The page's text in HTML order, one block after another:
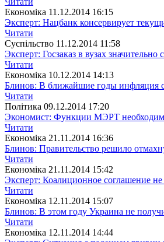
Економіка 11.12.2014 16:15
Эксперт: Нацбанк консервирует
Читати
Суспiльство 11.12.2014 11:58
Эксперт: Госзаказ в вузах значительно
Читати
Економіка 10.12.2014 14:13
Блинов: В ближайшие годы инфляция
Читати
Полiтика 09.12.2014 17:20
Экономист: Функции МЭРТ
Читати
Економіка 21.11.2014 16:36
Блинов: Правительство решило
Читати
Економіка 21.11.2014 15:42
Эксперт: Коалиционное соглашение
Читати
Економіка 12.11.2014 15:07
Блинов: В этом году Украина не
Читати
Економіка 12.11.2014 14:44